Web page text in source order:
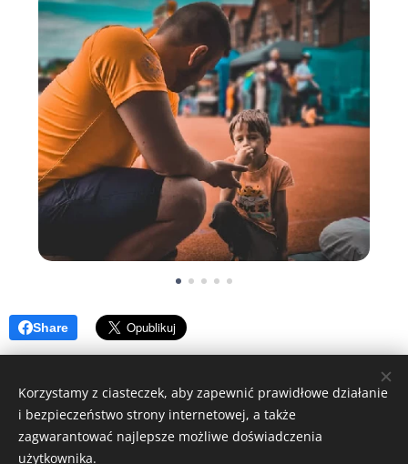
Share
WM SAFETY sp. z o. o.
Korzystamy z ciasteczek, aby zapewnić prawidłowe działanie
i bezpieczeństwo strony internetowej, a także
zagwarantować najlepsze możliwe doświadczenia
użytkownika.